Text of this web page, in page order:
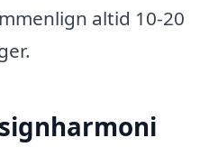
altid 10-20